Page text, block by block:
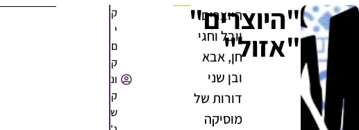
"היוצרים"
"אזול"
היוצרים:
יובל וחגי
חן, אבא
ובן שני
דורות של
מוסיקה
ק
י
ם
ק
ונ
ק
ש